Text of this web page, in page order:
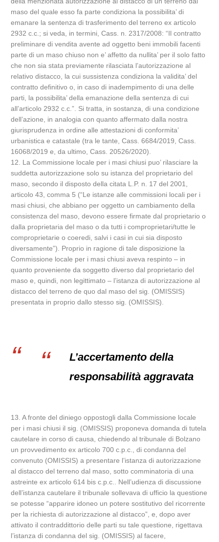
maso del quale esso fa parte condiziona la possibilita’ di
emanare la sentenza di trasferimento del terreno ex articolo
2932 c.c.; si veda, in termini, Cass. n. 2317/2008: “Il contratto
preliminare di vendita avente ad oggetto beni immobili facenti
parte di un maso chiuso non e’ affetto da nullita’ per il solo fatto
che non sia stata previamente rilasciata l’autorizzazione al
relativo distacco, la cui sussistenza condiziona la validita’ del
contratto definitivo o, in caso di inadempimento di una delle
parti, la possibilita’ della emanazione della sentenza di cui
all’articolo 2932 c.c.”. Si tratta, in sostanza, di una condizione
dell’azione, in analogia con quanto affermato dalla nostra
giurisprudenza in ordine alle attestazioni di conformita’
urbanistica e catastale (tra le tante, Cass. 6684/2019, Cass.
16068/2019 e, da ultimo, Cass. 20526/2020).
12. La Commissione locale per i masi chiusi puo’ rilasciare la
suddetta autorizzazione solo su istanza del proprietario del
maso, secondo il disposto della citata L.P. n. 17 del 2001,
articolo 43, comma 5 (“Le istanze alle commissioni locali per i
masi chiusi, che abbiano per oggetto un cambiamento della
consistenza del maso, devono essere firmate dal proprietario o
dalla proprietaria del maso o da tutti i comproprietari/tutte le
comproprietarie o coeredi, salvi i casi in cui sia disposto
diversamente”). Proprio in ragione di tale disposizione la
Commissione locale per i masi chiusi aveva respinto – in
quanto proveniente da soggetto diverso dal proprietario del
maso e, quindi, non legittimato – l’istanza di autorizzazione al
distacco del terreno de quo dal maso del sig. (OMISSIS)
presentata in proprio dallo stesso sig. (OMISSIS).
L’accertamento della
responsabilità aggravata
13. A fronte del diniego oppostogli dalla Commissione locale
per i masi chiusi il sig. (OMISSIS) proponeva domanda di tutela
cautelare in corso di causa, chiedendo al tribunale di Bolzano
un provvedimento ex articolo 700 c.p.c., di condanna del
convenuto (OMISSIS) a presentare l’istanza di autorizzazione
al distacco del terreno dal maso, sotto comminatoria di una
astreinte ex articolo 614 bis c.p.c.. Nell’udienza di discussione
dell’istanza cautelare il tribunale sollevava di ufficio la questione
se potesse “apparire idoneo un potere sostitutivo del ricorrente
per la richiesta di autorizzazione al distacco”, e, dopo aver
attivato il contraddittorio delle parti su tale questione, rigettava
l’istanza di condanna del sig. (OMISSIS) al facere,